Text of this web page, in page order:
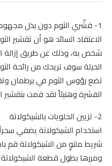
1- قشّري الثوم دون بذل مجهود شاق
الاعتقاد السائد هو أن تقشير
شخص به، وذلك عن طريق إزالة
الحيلة سوف تريحك من رائحة
تضع رؤوس الثوم في برطمان
القشرة وهنيئاً لقد قمت
2- تزيين الحلويات بالشيكولاتة
استخدام الشيكولاتة يضفي
شريط ملتوٍ من الشيكولاتة قم
ومررها بطول قطعة الشيكولاتة